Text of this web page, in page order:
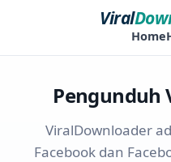
Viral
Home
Pengunduh
ViralDownloader
Facebook dan